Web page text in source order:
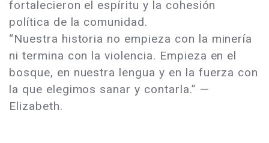
fortalecieron el espíritu y la cohesión
política de la comunidad.
“Nuestra historia no empieza con la minería
ni termina con la violencia. Empieza en el
bosque, en nuestra lengua y en la fuerza con
la que elegimos sanar y contarla.” —
Elizabeth.